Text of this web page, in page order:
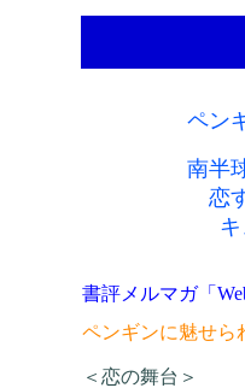
ペン
南半
恋
書評メルマガ「
ペンギンに魅せら
＜恋の舞台＞